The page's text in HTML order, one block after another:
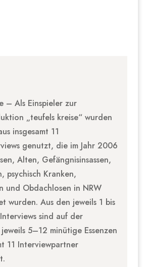
– Als Einspieler zur
„teufels kreise“ wurden
insgesamt 11
genutzt, die im Jahr 2006
Alten, Gefängnisinsassen,
psychisch Kranken,
und Obdachlosen in NRW
wurden. Aus den jeweils 1 bis
sind auf der
5–12 minütige Essenzen
11 Interviewpartner